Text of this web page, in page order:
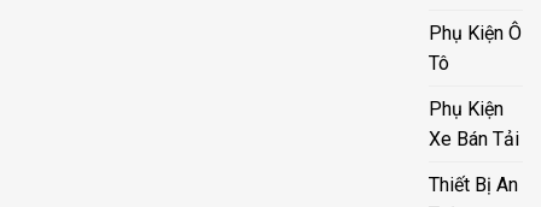
Phụ Kiện Ô
Tô
Phụ Kiện
Xe Bán Tải
Thiết Bị An